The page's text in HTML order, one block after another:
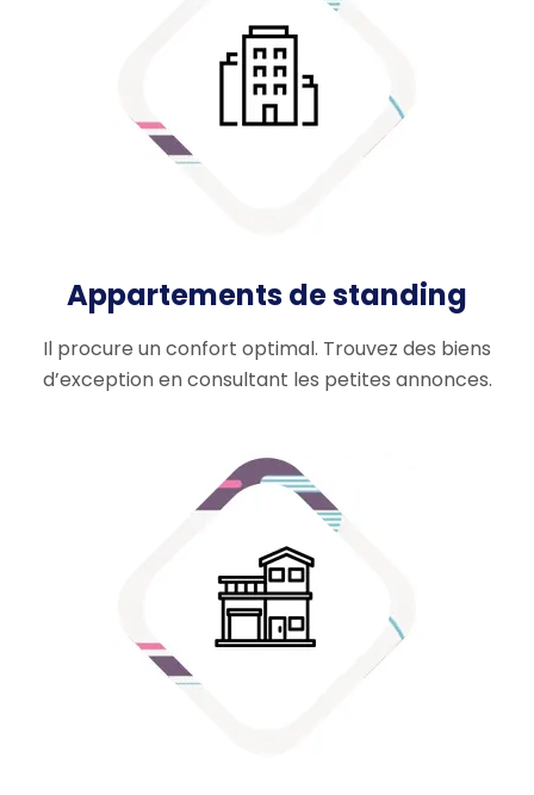
Appartements de standing
Il procure un confort optimal. Trouvez des biens
d’exception en consultant les petites annonces.